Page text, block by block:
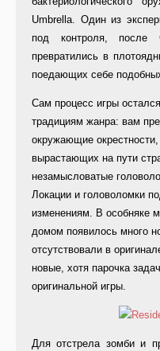
Umbrella. Один из
под контроля, после
превратились в
поедающих себе
Сам процесс игры
традициям жанра: вам
окружающие
вырастающих на пути
незамысловатые
Локации и головоломки
изменениям. В особняке
домом появилось много
отсутствовали в
новые, хотя парочка
оригинальной игры.
Для отстрела зомби и